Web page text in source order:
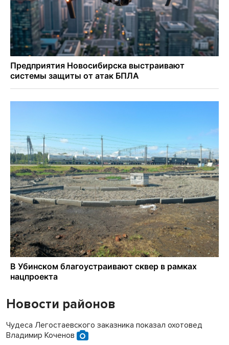
Новости районов
Чудеса Легостаевского заказника показал охотовед
Владимир Коченов